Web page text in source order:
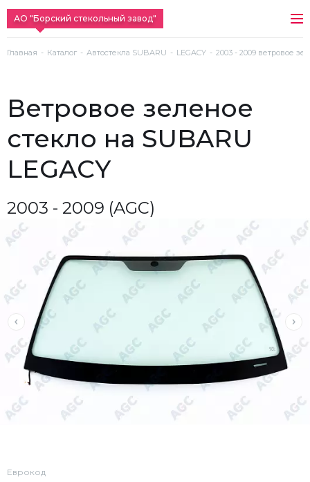
АО "Борский стекольный завод"
Главная Каталог Автостекла SUBARU LEGACY 2003 - 2009 ветровое
ветровое зеленое
стекло на SUBARU
LEGACY
2003 - 2009 (AGC)
Еврокод